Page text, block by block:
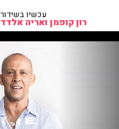
עכשיו בשידור
רון קופמן ואריה אלדד